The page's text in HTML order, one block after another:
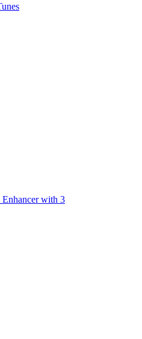
with 3